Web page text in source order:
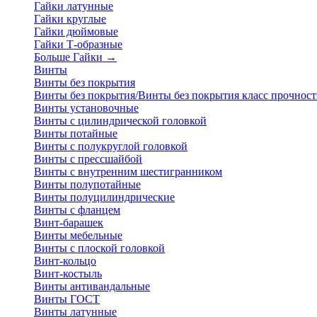
Гайки латунные
Гайки круглые
Гайки дюймовые
Гайки Т-образные
Больше Гайки →
Винты
Винты без покрытия
Винты без покрытия/Винты без покрытия класс
Винты установочные
Винты с цилиндрической головкой
Винты потайные
Винты с полукруглой головкой
Винты с прессшайбой
Винты с внутренним шестигранником
Винты полупотайные
Винты полуцилиндрические
Винты с фланцем
Винт-барашек
Винты мебельные
Винты с плоской головкой
Винт-кольцо
Винт-костыль
Винты антивандальные
Винты ГОСТ
Винты латунные